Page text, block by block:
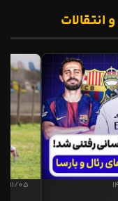
انتقالات
11/05